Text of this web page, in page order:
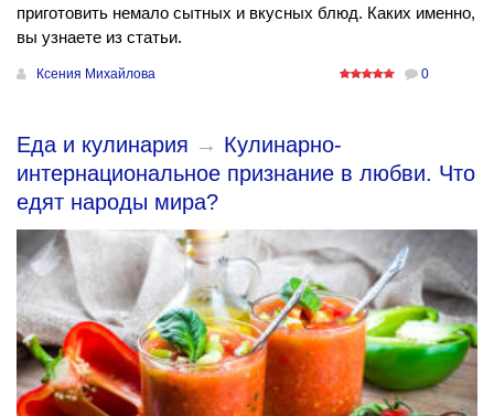
приготовить немало сытных и вкусных блюд. Каких именно,
вы узнаете из статьи.
Ксения Михайлова 0
Еда и кулинария → Кулинарно-
интернациональное признание в любви. Что
едят народы мира?